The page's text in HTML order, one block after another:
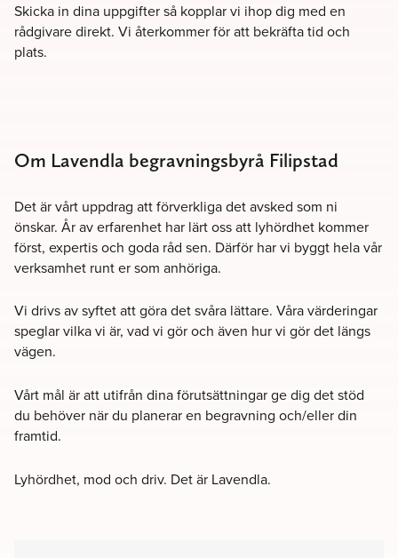
Skicka in dina uppgifter så kopplar vi ihop dig med en
rådgivare direkt. Vi återkommer för att bekräfta tid och
plats.
Om Lavendla begravningsbyrå Filipstad
Det är vårt uppdrag att förverkliga det avsked som ni
önskar. År av erfarenhet har lärt oss att lyhördhet kommer
först, expertis och goda råd sen. Därför har vi byggt hela vår
verksamhet runt er som anhöriga.
Vi drivs av syftet att göra det svåra lättare. Våra värderingar
speglar vilka vi är, vad vi gör och även hur vi gör det längs
vägen.
Vårt mål är att utifrån dina förutsättningar ge dig det stöd
du behöver när du planerar en begravning och/eller din
framtid.
Lyhördhet, mod och driv. Det är Lavendla.